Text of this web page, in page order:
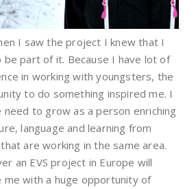
I saw the project I knew that I
be part of it. Because I have lot of
in working with youngsters, the
to do something inspired me. I
need to grow as a person enriching
language and learning from
are working in the same area.
an EVS project in Europe will
me with a huge opportunity of